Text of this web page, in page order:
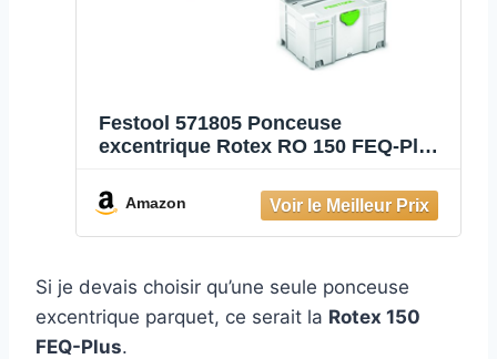
Festool 571805 Ponceuse
excentrique Rotex RO 150 FEQ-Plus
Amazon
Si je devais choisir qu’une seule ponceuse
excentrique parquet, ce serait la Rotex 150
FEQ-Plus.